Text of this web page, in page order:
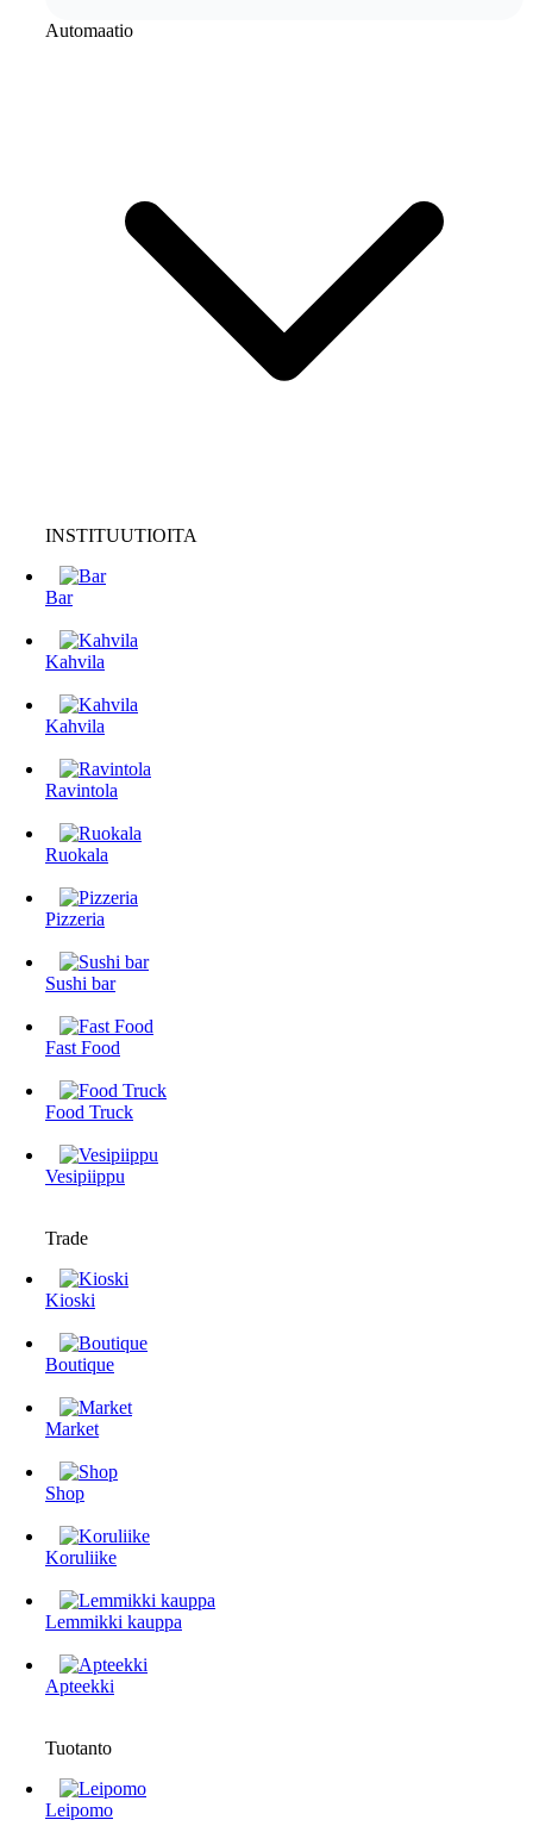
Automaatio
INSTITUUTIOITA
Bar
Kahvila
Kahvila
Ravintola
Ruokala
Pizzeria
Sushi bar
Fast Food
Food Truck
Vesipiippu
Trade
Kioski
Boutique
Market
Shop
Koruliike
Lemmikki kauppa
Apteekki
Tuotanto
Leipomo